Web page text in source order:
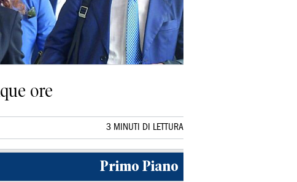
ore
3 MINUTI DI LETTURA
Primo Piano